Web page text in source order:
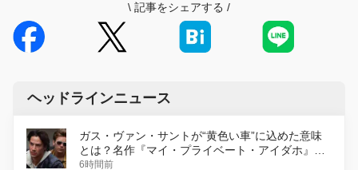
\ 記事をシェアする /
ヘッドラインニュース
ガス・ヴァン・サントが“黄色い車”に込めた意味
とは？名作『マイ・プライベート・アイダホ』が
初のデジタルリマスター版で復活
6時間前